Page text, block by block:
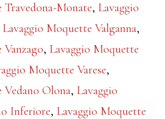
Monate, Lavaggio
Lavaggio Moquette Valganna,
, Lavaggio Moquette
Moquette Varese,
Vedano Olona, Lavaggio
Inferiore, Lavaggio Moquette